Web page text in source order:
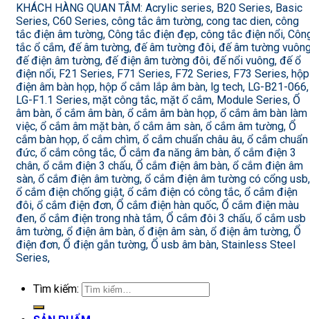
KHÁCH HÀNG QUAN TÂM: Acrylic series, B20 Series, Basic
Series, C60 Series, công tắc âm tường, cong tac dien, công
tắc điện âm tường, Công tắc điện đẹp, công tắc điện nổi,
tắc ổ cắm, đế âm tường, đế âm tường đôi, đế âm tường
đế điện âm tường, đế điện âm tường đôi, đế nổi vuông, đế ổ
điện nổi, F21 Series, F71 Series, F72 Series, F73 Series, hộp
điện âm bàn họp, hộp ổ cắm lắp âm bàn, lg tech, LG-B21-066,
LG-F1.1 Series, mặt công tắc, mặt ổ cắm, Module Series, Ổ
âm bàn, ổ cắm âm bàn, ổ cắm âm bàn họp, ổ cắm âm bàn làm
việc, ổ cắm âm mặt bàn, ổ cắm âm sàn, ổ cắm âm tường, Ổ
cắm bàn họp, ổ cắm chìm, ổ cắm chuẩn châu âu, ổ cắm chuẩn
đức, ổ cắm công tắc, Ổ cắm đa năng âm bàn, ổ cắm điện 3
chân, ổ cắm điện 3 chấu, Ổ cắm điện âm bàn, ổ cắm điện âm
sàn, ổ cắm điện âm tường, ổ cắm điện âm tường có cổng usb,
ổ cắm điện chống giật, ổ cắm điện có công tắc, ổ cắm điện
đôi, ổ cắm điện đơn, Ổ cắm điện hàn quốc, Ổ cắm điện màu
đen, ổ cắm điện trong nhà tắm, Ổ cắm đôi 3 chấu, ổ cắm usb
âm tường, ổ điện âm bàn, ổ điện âm sàn, ổ điện âm tường, Ổ
điện đơn, Ổ điện gắn tường, Ổ usb âm bàn, Stainless Steel
Series,
Tìm kiếm: